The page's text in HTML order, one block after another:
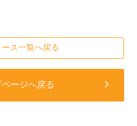
ス一覧へ戻る
ージへ戻る